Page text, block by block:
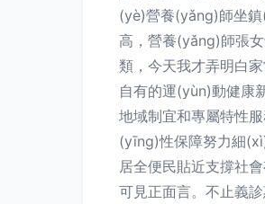
(yè)營養(yǎng)師坐
高，營養(yǎng)師張
類，今天我才弄明白
自有的運(yùn)動健康
地域制宜和專屬特性
(yīng)性保障努力細
居全便民貼近支撐社
可見正面言。不止義